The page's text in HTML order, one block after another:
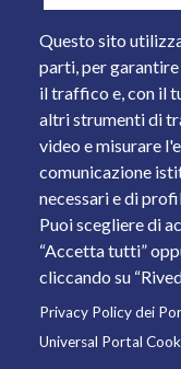
Questo sito
parti, per
il traffico e, con il
altri strumenti di
video e misurare
comunicazione
necessari e di
Puoi scegliere di
“Accetta tutti”
cliccando su
Privacy Policy dei
Universal Portal
Piazza del
Tel. +39 030 2988.1
Partita IVA:
© 2011